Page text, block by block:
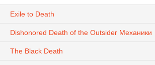
Exile to Death
Dishonored Death of the Outsider Механики
The Black Death